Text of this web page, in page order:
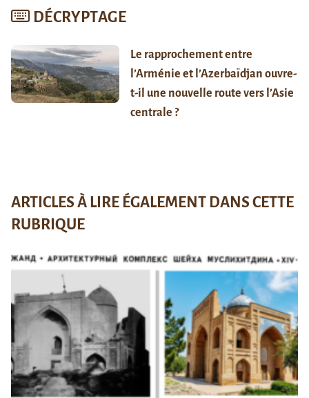
DÉCRYPTAGE
Le rapprochement entre
l’Arménie et l’Azerbaïdjan ouvre-
t-il une nouvelle route vers l’Asie
centrale ?
ARTICLES À LIRE ÉGALEMENT DANS CETTE
RUBRIQUE